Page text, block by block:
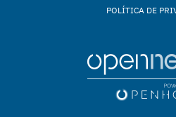
POLÍTICA DE